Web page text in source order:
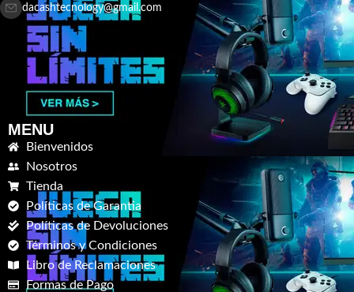
dacashtecnology@gmail.com
MENU
Bienvenidos
Nosotros
Tienda
Políticas de Garantia
Políticas de Devoluciones
Términos y Condiciones
Libro de Reclamaciones
Formas de Pago